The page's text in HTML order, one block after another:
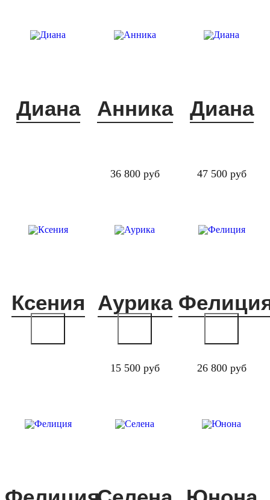
Диана
36 800 руб
Анника
47 500 руб
Диана
Ксения
15 500 руб
Аурика
26 800 руб